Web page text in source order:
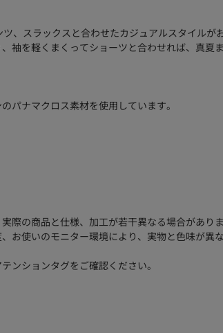
、スラックスと合わせたカジュアルスタイルが
袖を軽くまくってショーツと合わせれば、真夏
パナマクロス素材を使用しています。
際の商品と仕様、加工が若干異なる場合がありま
お使いのモニター環境により、実物と色味が異
ンションタグをご確認ください。